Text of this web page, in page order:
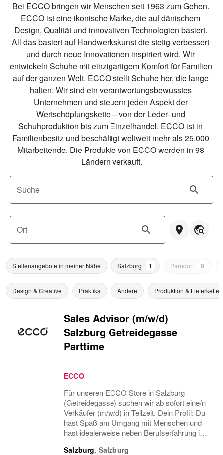
Bei ECCO bringen wir Menschen seit 1963 zum Gehen.
ECCO ist eine ikonische Marke, die auf dänischem
Design, Qualität und innovativen Technologien basiert.
All das basiert auf Handwerkskunst die stetig verbessert
und durch neue Innovationen inspiriert wird. Wir
entwickeln Schuhe mit einzigartigem Komfort für Familien
auf der ganzen Welt. ECCO stellt Schuhe her, die lange
halten. Wir sind ein verantwortungsbewusstes
Unternehmen und steuern jeden Aspekt der
Wertschöpfungskette – von der Leder- und
Schuhproduktion bis zum Einzelhandel. ECCO ist in
Familienbesitz und beschäftigt weltweit mehr als 25.000
Mitarbeitende. Die Produkte von ECCO werden in 98
Ländern verkauft.
Suche
Ort
Stellenangebote in meiner Nähe Salzburg 1 Parndorf 0
Design & Creative Praktika Andere Produktion & Lieferkette
Sales Advisor (m/w/d)
Salzburg Getreidegasse
Parttime
ECCO
Für unseren ECCO Store in Salzburg
(Getreidegasse) suchen wir ab sofort eine/n
Verkäufer (m/w/d) in Teilzeit. Dein Profil: Du
hast Spaß am Umgang mit Menschen und
hast idealerweise neben Berufserfahrung im
Modeeinzelhandel) auch Erfahrungen in der
Salzburg, Salzburg